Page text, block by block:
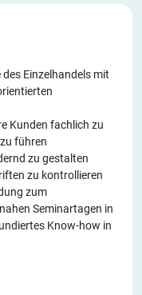
Einzelhandels mit
Kunden fachlich zu
führen
zu gestalten
zu kontrollieren
zum
Seminartagen in
Know-how in